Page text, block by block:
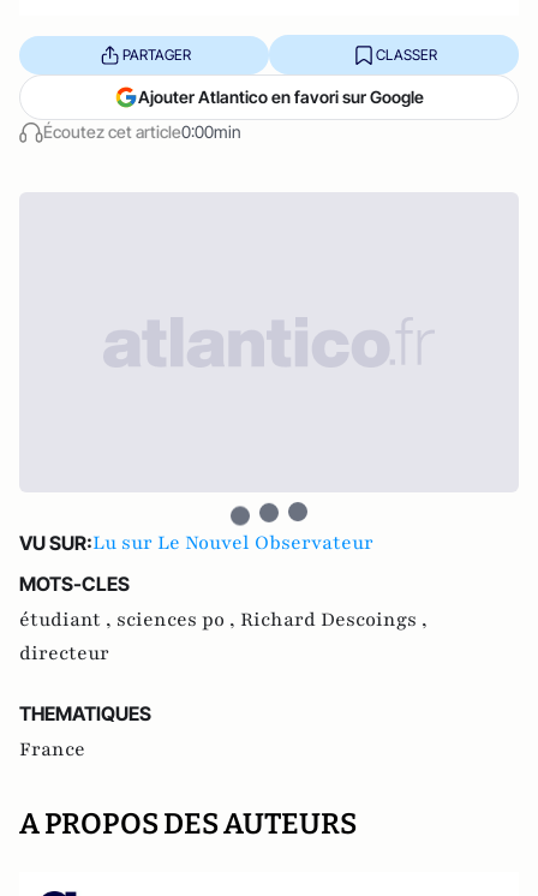
Écoutez cet article0:00min
PARTAGER CLASSER
Ajouter Atlantico en favori sur Google
VU SUR:Lu sur Le Nouvel Observateur
MOTS-CLES
étudiant , sciences po , Richard Descoings ,
directeur
THEMATIQUES
France
A PROPOS DES AUTEURS